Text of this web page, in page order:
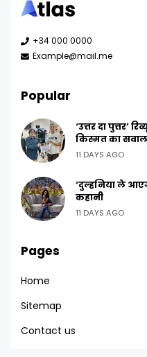
+34 000 0000
Example@mail.me
Popular
‘उत्तर दा पुत्तर’
किस्मत का सवाल
11 DAYS AGO
‘दुल्हनिया ले
कहानी
11 DAYS AGO
Pages
Home
Sitemap
Contact us